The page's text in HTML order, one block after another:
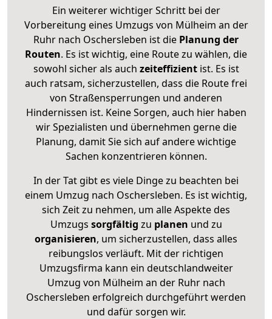
Ein weiterer wichtiger Schritt bei der
Vorbereitung eines Umzugs von Mülheim an der
Ruhr nach Oschersleben ist die Planung der
Routen. Es ist wichtig, eine Route zu wählen, die
sowohl sicher als auch zeiteffizientist. Es ist
auch ratsam, sicherzustellen, dass die Route frei
von Straßensperrungen und anderen
Hindernissen ist. Keine Sorgen, auch hier haben
wir Spezialisten und übernehmen gerne die
Planung, damit Sie sich auf andere wichtige
Sachen konzentrieren können.
In der Tat gibt es viele Dinge zu beachten bei
einem Umzug nach Oschersleben. Es ist wichtig,
sich Zeit zu nehmen, um alle Aspekte des
Umzugs sorgfältig zu planen und zu
organisieren, um sicherzustellen, dass alles
reibungslos verläuft. Mit der richtigen
Umzugsfirma kann ein deutschlandweiter
Umzug von Mülheim an der Ruhr nach
Oschersleben erfolgreich durchgeführt werden
und dafür sorgen wir.